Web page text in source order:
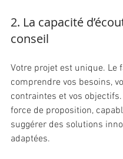
2. La capacité
conseil
Votre projet est unique. Le
comprendre vos besoins,
contraintes et vos
force de proposition,
suggérer des solutions
adaptées.